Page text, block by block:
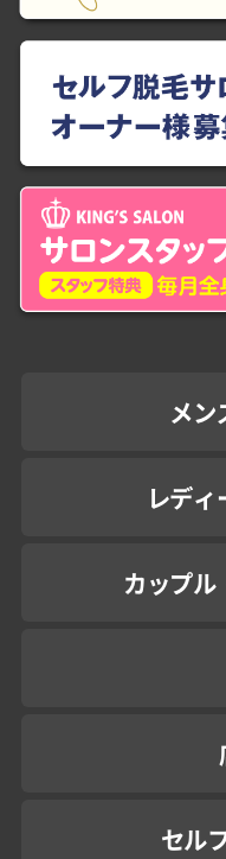
メン
レデ
カップル
セル